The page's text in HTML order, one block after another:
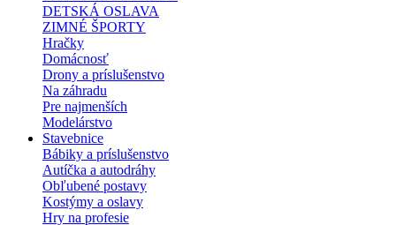
DETSKÁ OSLAVA
ZIMNÉ ŠPORTY
Hračky
Domácnosť
Drony a príslušenstvo
Na záhradu
Pre najmenších
Modelárstvo
Stavebnice
Bábiky a príslušenstvo
Autíčka a autodráhy
Obľubené postavy
Kostýmy a oslavy
Hry na profesie